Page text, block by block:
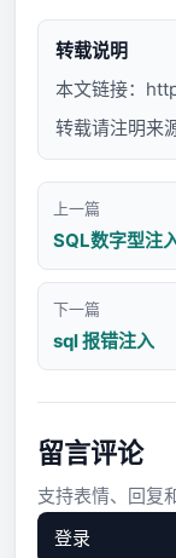
转载说明
本文链接：
转载请注明来
上一篇
SQL数字型注
下一篇
sql 报错注入
留言评论
支持表情、回复
登录